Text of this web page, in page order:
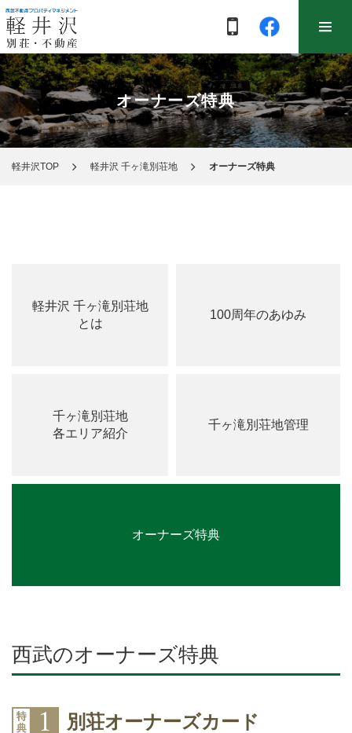
オーナーズ特典
軽井沢TOP 軽井沢 千ヶ滝別荘地 オーナーズ特典
軽井沢 千ヶ滝別荘地
とは
100周年のあゆみ
千ヶ滝別荘地
各エリア紹介
千ヶ滝別荘地管理
オーナーズ特典
西武のオーナーズ特典
別荘オーナーズカード